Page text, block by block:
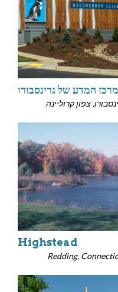
מרכז המדע של גרינסבורו
צפון קרוליינה
Highstead
Redding,